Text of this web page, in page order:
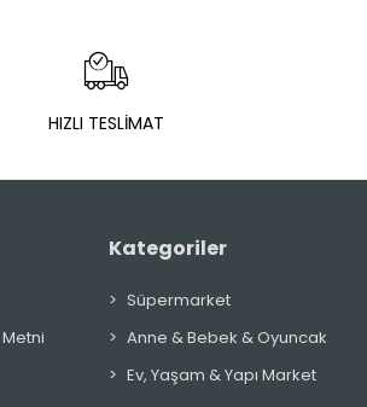
HIZLI TESLİMAT
Kategoriler
Süpermarket
Anne & Bebek & Oyuncak
Ev, Yaşam & Yapı Market